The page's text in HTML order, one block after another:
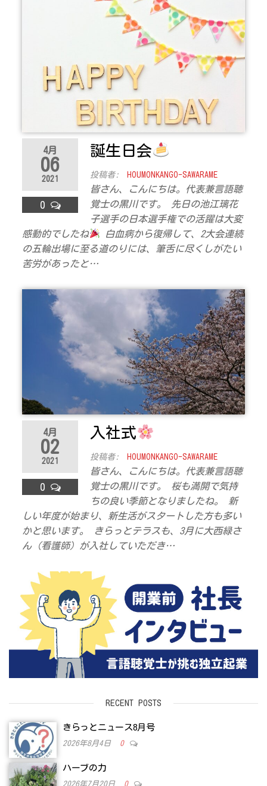
4月
06
2021
0
誕生日会
投稿者: HOUMONKANGO-SAWARAME
皆さん、こんにちは。代表兼言語聴
覚士の黒川です。 先日の池江璃花
子選手の日本選手権での活躍は大変
感動的でしたね
白血病から復帰して、2大会連続
の五輪出場に至る道のりには、筆舌に尽くしがたい
苦労があったと…
4月
02
2021
0
入社式
投稿者: HOUMONKANGO-SAWARAME
皆さん、こんにちは。代表兼言語聴
覚士の黒川です。 桜も満開で気持
ちの良い季節となりましたね。 新
しい年度が始まり、新生活がスタートした方も多い
かと思います。 きらっとテラスも、3月に大西緑さ
ん（看護師）が入社していただき…
RECENT POSTS
きらっとニュース8月号
2026年8月4日 0
ハーブの力
2026年7月20日 0